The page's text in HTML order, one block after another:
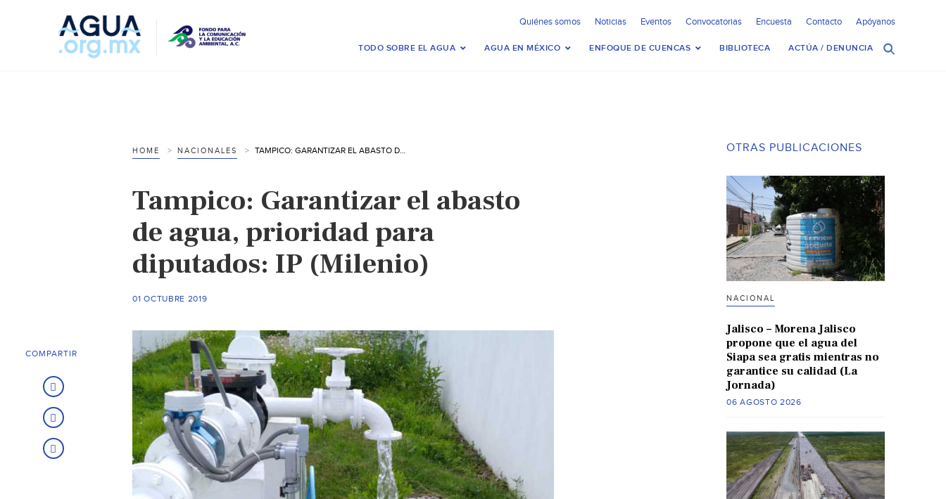
Quiénes somos Noticias Eventos Convocatorias Encuesta Contacto Apóyanos
TODO SOBRE EL AGUA AGUA EN MÉXICO ENFOQUE DE CUENCAS BIBLIOTECA ACTÚA / DENUNCIA
HOME NACIONALES TAMPICO: GARANTIZAR EL ABASTO DE AGUA, PRIORIDAD PARA DIPUTADOS: IP (MILENIO)
Tampico: Garantizar el abasto
de agua, prioridad para
diputados: IP (Milenio)
01 OCTUBRE 2019
COMPARTIR
OTRAS PUBLICACIONES
NACIONAL
Jalisco – Morena Jalisco
propone que el agua del
Siapa sea gratis mientras no
garantice su calidad (La
Jornada)
06 AGOSTO 2026